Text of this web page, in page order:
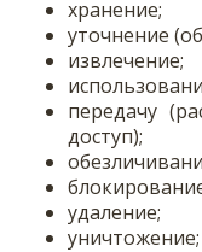
хранение;
уточнение
извлечение;
передачу
доступ);
удаление;
уничтожение;